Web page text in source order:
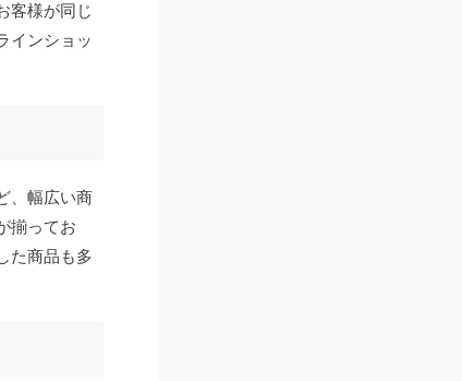
客様が同じ
インショッ
、幅広い商
揃ってお
た商品も多